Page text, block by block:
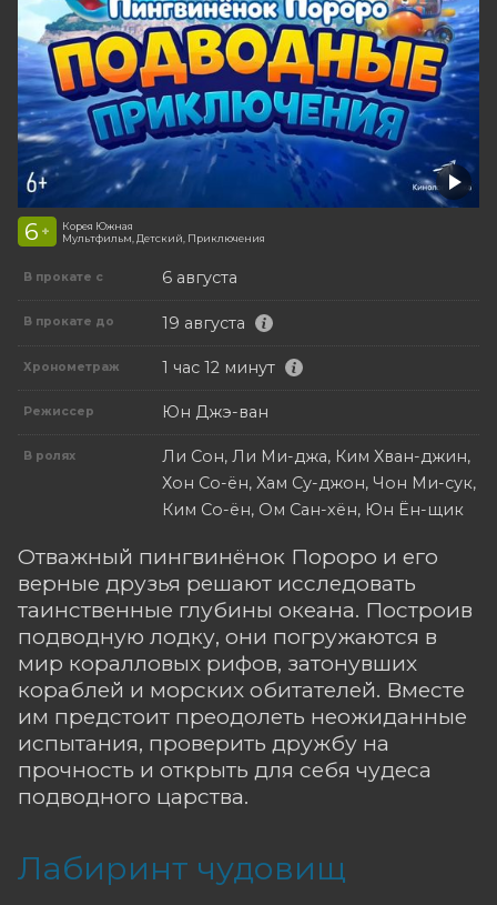
6 +
Корея Южная
Мультфильм, Детский, Приключения
В прокате с 6 августа
В прокате до 19 августа
Хронометраж 1 час 12 минут
Режиссер Юн Джэ-ван
В ролях
Ли Сон, Ли Ми-джа, Ким Хван-джин,
Хон Со-ён, Хам Су-джон, Чон Ми-сук,
Ким Со-ён, Ом Сан-хён, Юн Ён-щик
Отважный пингвинёнок Пороро и его
верные друзья решают исследовать
таинственные глубины океана. Построив
подводную лодку, они погружаются в
мир коралловых рифов, затонувших
кораблей и морских обитателей. Вместе
им предстоит преодолеть неожиданные
испытания, проверить дружбу на
прочность и открыть для себя чудеса
подводного царства.
Лабиринт чудовищ